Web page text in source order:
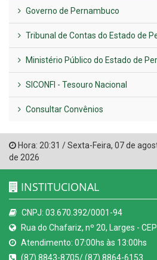
Governo de Pernambuco
Tribunal de Contas do Estado de
Ministério Público do Estado de
SICONFI - Tesouro Nacional
Consultar Convênios
Hora: 20:31 /Sexta-Feira, 07 de
de 2026
INSTITUCIONAL
CNPJ: 03.670.392/0001-94
Rua do Chafariz, nº 20, Larges -
Atendimento: 07:00hs às 13:00hs
(87) 8843-8705/ (87) 8864-6153